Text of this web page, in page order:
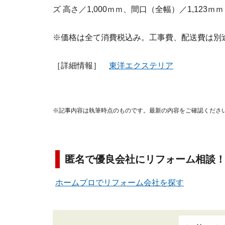
ズ 高さ／1,000ｍｍ、間口（全幅）／1,123ｍ
※価格は全て消費税込み。工事費、配送費は別
［詳細情報］ 東洋エクステリア
※記事内容は執筆時点のものです。最新の内容をご確認くださ
匿名で優良会社にリフォーム相談！
ホームプロでリフォーム会社を探す